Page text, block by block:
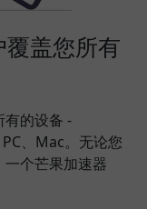
盖您所有
有的设备 -
、Mac。无论您
个芒果加速器